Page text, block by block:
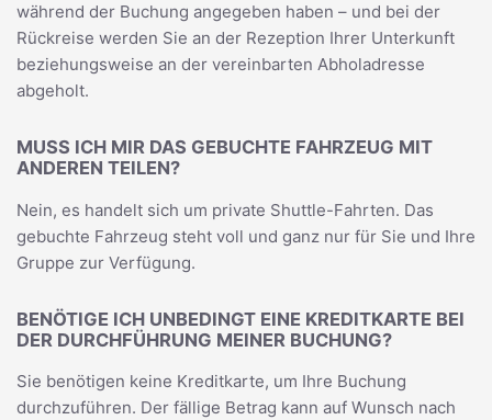
während der Buchung angegeben haben – und bei der
Rückreise werden Sie an der Rezeption Ihrer Unterkunft
beziehungsweise an der vereinbarten Abholadresse
abgeholt.
MUSS ICH MIR DAS GEBUCHTE FAHRZEUG MIT
ANDEREN TEILEN?
Nein, es handelt sich um private Shuttle-Fahrten. Das
gebuchte Fahrzeug steht voll und ganz nur für Sie und Ihre
Gruppe zur Verfügung.
BENÖTIGE ICH UNBEDINGT EINE KREDITKARTE BEI
DER DURCHFÜHRUNG MEINER BUCHUNG?
Sie benötigen keine Kreditkarte, um Ihre Buchung
durchzuführen. Der fällige Betrag kann auf Wunsch nach